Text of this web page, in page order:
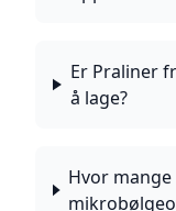
Er Praliner
å lage?
Hvor